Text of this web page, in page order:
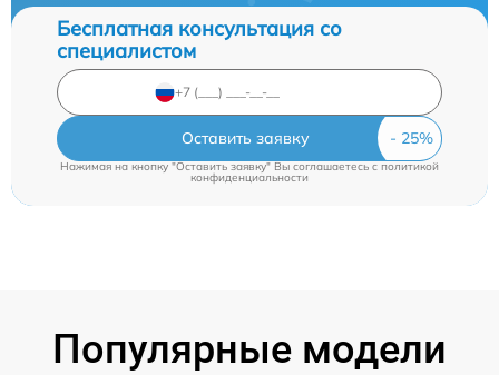
Бесплатная консультация со
специалистом
Оставить заявку
Нажимая на кнопку "Оставить заявку" Вы соглашаетесь cполитикой
конфиденциальности
Популярные модели